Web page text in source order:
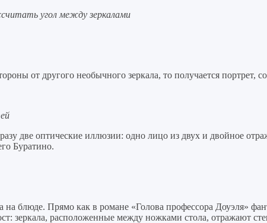
угол между зеркалами
от другого необычного зеркала, то получается портрет,
две оптические иллюзии: одно лицо из двух и двойное
Буратино.
блюде. Прямо как в романе «Голова профессора Доуэля»
зеркала, расположенные между ножками стола, отражают